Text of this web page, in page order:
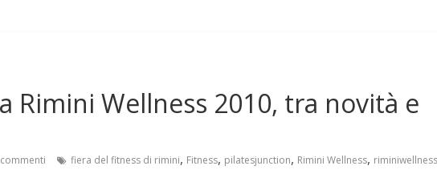
Rimini Wellness 2010, tra novità e
fiera del fitness di rimini, Fitness, pilatesjunction, Rimini Wellness, riminiwellness